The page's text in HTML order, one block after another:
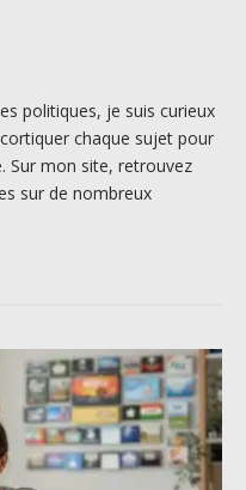
politiques, je suis curieux
chaque sujet pour
Sur mon site, retrouvez
sur de nombreux